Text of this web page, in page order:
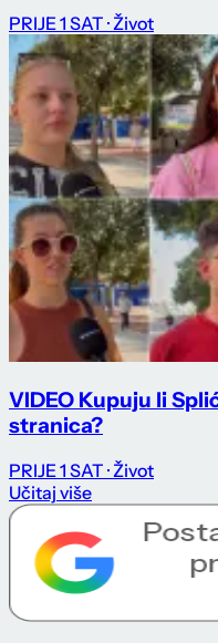
PRIJE 1 SAT · Život
VIDEO Kupuju li
stranica?
PRIJE 1 SAT · Život
Učitaj više